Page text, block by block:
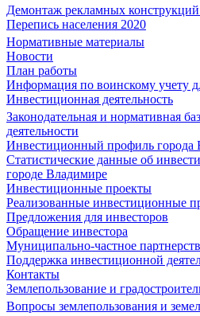
Демонтаж рекламных
Перепись населения 2020
Нормативные материалы
Новости
План работы
Информация по воинскому учету
Инвестиционная деятельность
Законодательная и нормативная
деятельности
Инвестиционный профиль города
Статистические данные об
городе Владимире
Инвестиционные проекты
Реализованные инвестиционные
Предложения для инвесторов
Обращение инвестора
Муниципально-частное
Поддержка инвестиционной
Контакты
Землепользование и
Вопросы землепользования и